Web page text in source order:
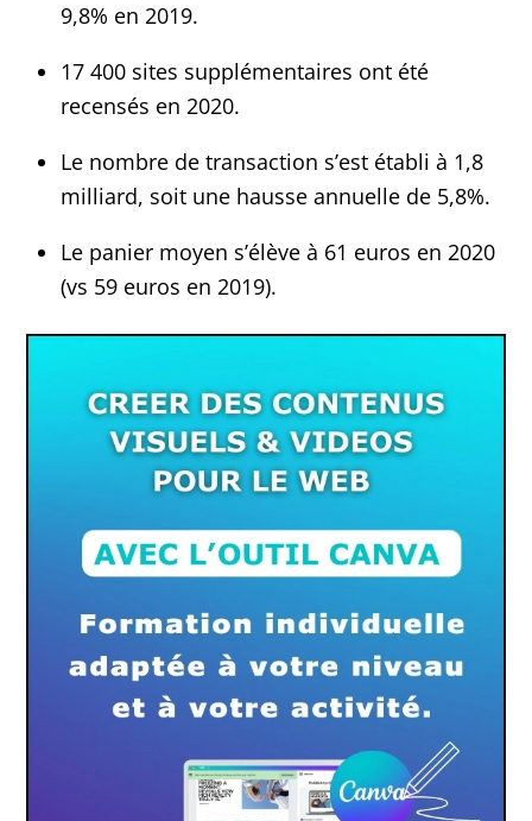
9,8% en 2019.
17 400 sites supplémentaires ont été
recensés en 2020.
Le nombre de transaction s’est établi à 1,8
milliard, soit une hausse annuelle de 5,8%.
Le panier moyen s’élève à 61 euros en 2020
(vs 59 euros en 2019).